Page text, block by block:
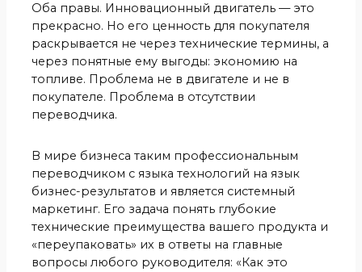
Оба правы. Инновационный двигатель — это
прекрасно. Но его ценность для покупателя
раскрывается не через технические термины, а
через понятные ему выгоды: экономию на
топливе. Проблема не в двигателе и не в
покупателе. Проблема в отсутствии
переводчика.
В мире бизнеса таким профессиональным
переводчиком с языка технологий на язык
бизнес-результатов и является системный
маркетинг. Его задача понять глубокие
технические преимущества вашего продукта и
«переупаковать» их в ответы на главные
вопросы любого руководителя: «Как это